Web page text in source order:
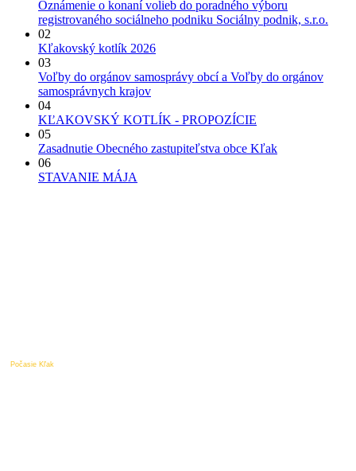
Oznámenie o konaní volieb do poradného výboru
registrovaného sociálneho podniku Sociálny podnik, s.r.o.
02
Kľakovský kotlík 2026
03
Voľby do orgánov samosprávy obcí a Voľby do orgánov
samosprávnych krajov
04
KĽAKOVSKÝ KOTLÍK - PROPOZÍCIE
05
Zasadnutie Obecného zastupiteľstva obce Kľak
06
STAVANIE MÁJA
Počasie Kľak